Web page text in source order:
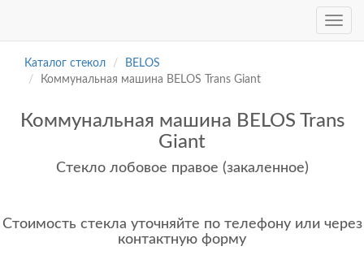
Каталог стекол
BELOS
Коммунальная машина BELOS Trans Giant
Коммунальная машина BELOS Trans
Giant
Стекло лобовое правое (закаленное)
Стоимость стекла уточняйте по телефону или через
контактную форму